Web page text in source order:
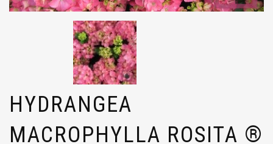
HYDRANGEA
MACROPHYLLA ROSITA ®